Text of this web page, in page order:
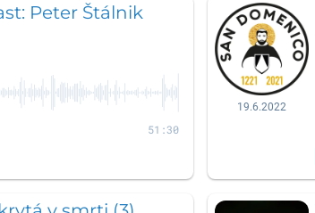
Peter Štálnik
51:30
19.6.2022